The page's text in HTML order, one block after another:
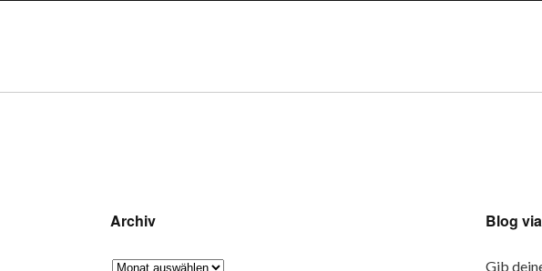
Archiv Blog
Gib